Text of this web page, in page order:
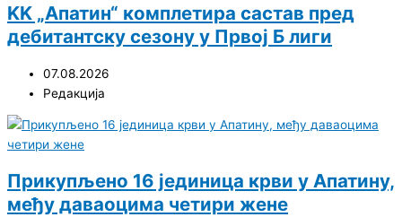
KK „Апатин“ комплетира састав пред
дебитантску сезону у Првој Б лиги
07.08.2026
Редакција
Прикупљено 16 јединица крви у Апатину,
међу даваоцима четири жене